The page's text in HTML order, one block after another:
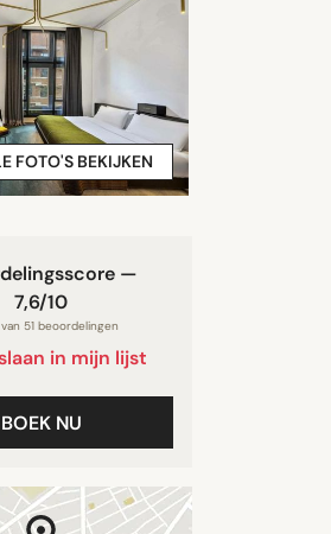
FOTO'S BEKIJKEN
—
7,6/10
51 beoordelingen
in mijn lijst
BOEK NU